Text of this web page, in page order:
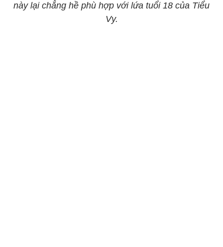
này lại chẳng hề phù hợp với lứa tuổi 18 của Tiểu
Vy.